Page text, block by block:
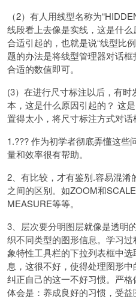
（2）有人用线型名称为
线段看上去像是实线，这是什么
合适引起的，也就是说“线型比
题的办法是将线型管理器对话
合适的数值即可。
(3）在进行尺寸标注以后，有
本，这是什么原因引起的？ 这
置得太小，将尺寸标注方式对话
1.??? 作为初学者彻底弄懂这些
量和效率很有帮助。
2、有比较，才有鉴别.容易混
之间的区别。如ZOOM和
MEASURE等等。
3、层次要分明图层就像是透明
织不同类型的图形信息。学习
象特性工具栏的下拉列表框中
息，这很不好，使得处理图形
纠正自己的这一不好习惯。严
体会是：养成良好的习惯，受益